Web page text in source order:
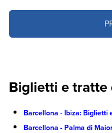
Biglietti e
Barcellona - Ibiza: Biglietti
Barcellona - Palma di